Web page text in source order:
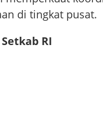
di tingkat pusat.
RI